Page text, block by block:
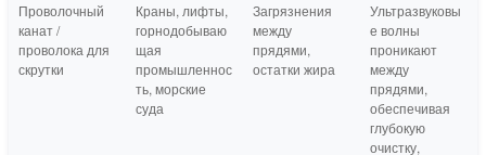
Проволочный
канат /
проволока для
скрутки
Краны, лифты,
горнодобываю
щая
промышленнос
ть, морские
суда
Загрязнения
между
прядями,
остатки жира
Ультразвуковы
е волны
проникают
между
прядями,
обеспечивая
глубокую
очистку,